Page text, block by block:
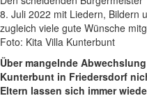
8. Juli 2022 mit Liedern, Bildern
zugleich viele gute Wünsche
Foto: Kita Villa Kunterbunt
Über mangelnde
Kunterbunt in Friedersdorf
Eltern lassen sich immer